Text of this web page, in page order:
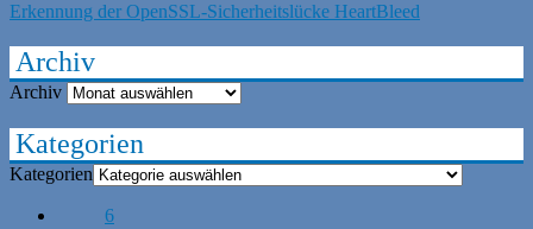
Erkennung der OpenSSL-Sicherheitslücke HeartBleed
Archiv
Archiv
Kategorien
Kategorien
6